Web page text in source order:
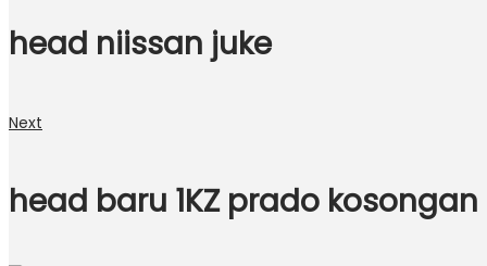
head niissan juke
Next
head baru 1KZ prado kosongan